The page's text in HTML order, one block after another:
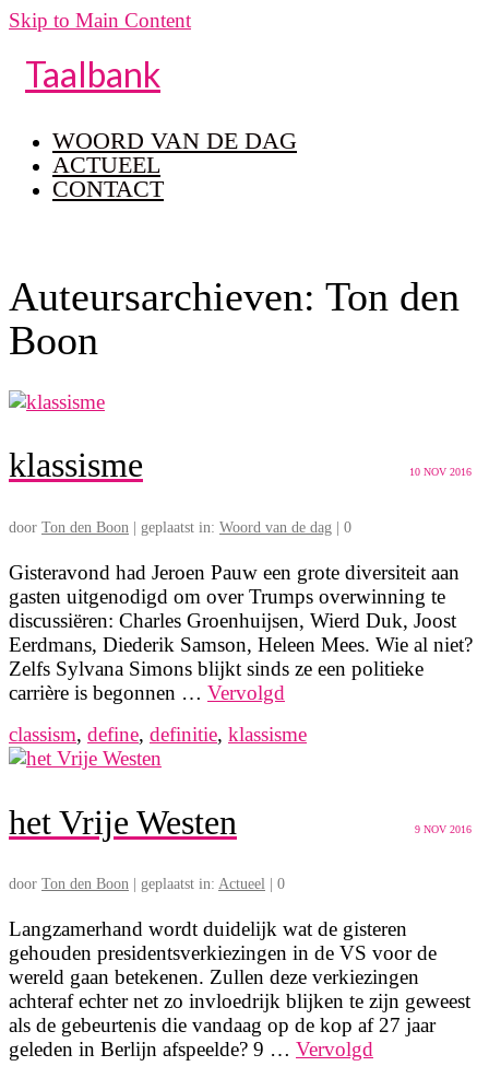
Skip to Main Content
Taalbank
WOORD VAN DE DAG
ACTUEEL
CONTACT
Auteursarchieven: Ton den
Boon
10 NOV 2016
klassisme
door Ton den Boon geplaatst in: Woord van de dag 0
Gisteravond had Jeroen Pauw een grote diversiteit aan
gasten uitgenodigd om over Trumps overwinning te
discussiëren: Charles Groenhuijsen, Wierd Duk, Joost
Eerdmans, Diederik Samson, Heleen Mees. Wie al niet?
Zelfs Sylvana Simons blijkt sinds ze een politieke
carrière is begonnen … Vervolgd
classism, define, definitie, klassisme
9 NOV 2016
het Vrije Westen
door Ton den Boon geplaatst in: Actueel 0
Langzamerhand wordt duidelijk wat de gisteren
gehouden presidentsverkiezingen in de VS voor de
wereld gaan betekenen. Zullen deze verkiezingen
achteraf echter net zo invloedrijk blijken te zijn geweest
als de gebeurtenis die vandaag op de kop af 27 jaar
geleden in Berlijn afspeelde? 9 … Vervolgd